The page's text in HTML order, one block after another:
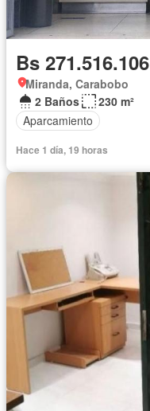
Bs 271.516.106
Miranda, Carabobo
2 Baños
230 m²
Aparcamiento
Hace 1 día, 19 horas